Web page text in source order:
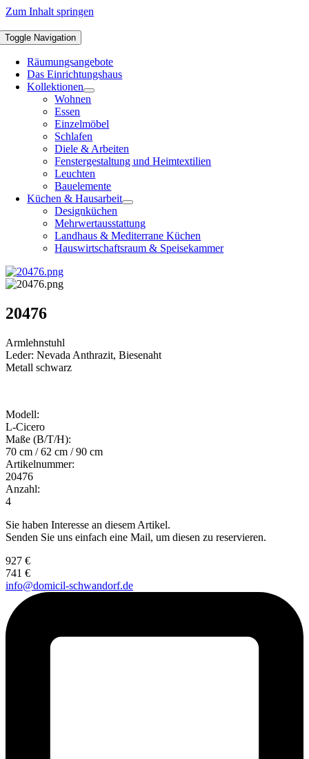
Zum Inhalt springen
Toggle Navigation
Räumungsangebote
Das Einrichtungshaus
Kollektionen
Wohnen
Essen
Einzelmöbel
Schlafen
Diele & Arbeiten
Fenstergestaltung und Heimtextilien
Leuchten
Bauelemente
Küchen & Hausarbeit
Designküchen
Mehrwertausstattung
Landhaus & Mediterrane Küchen
Hauswirtschaftsraum & Speisekammer
20476
Armlehnstuhl
Leder: Nevada Anthrazit, Biesenaht
Metall schwarz
Modell:
L-Cicero
Maße (B/T/H):
70 cm / 62 cm / 90 cm
Artikelnummer:
20476
Anzahl:
4
Sie haben Interesse an diesem Artikel.
Senden Sie uns einfach eine Mail, um diesen zu reservieren.
927 €
741 €
info@domicil-schwandorf.de